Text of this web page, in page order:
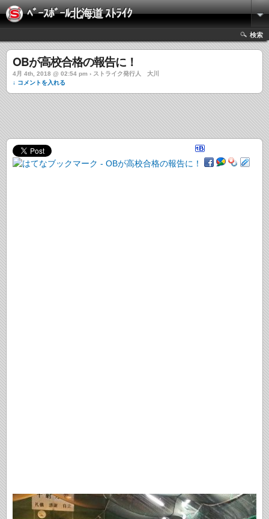
ﾍﾞｰｽﾎﾞｰﾙ北海道 ｽﾄﾗｲｸ
検索
OBが高校合格の報告に！
4月 4th, 2018 @ 02:54 pm › ストライク発行人 大川
↓ コメントを入れる